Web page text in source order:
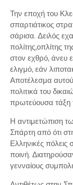
Την εποχή του
σπαρτιάτικος
σάρισα. Δειλός
πολίτης,οπλίτης
στον εχθρό, άνευ
ελιγμό, εάν
Αποτέλεσμα
πολιτικά του
πρωτεύουσα
Η αντιμετώπιση
Σπάρτη από ότι
Ελληνικές πόλεις
ποινή.
γενναίους